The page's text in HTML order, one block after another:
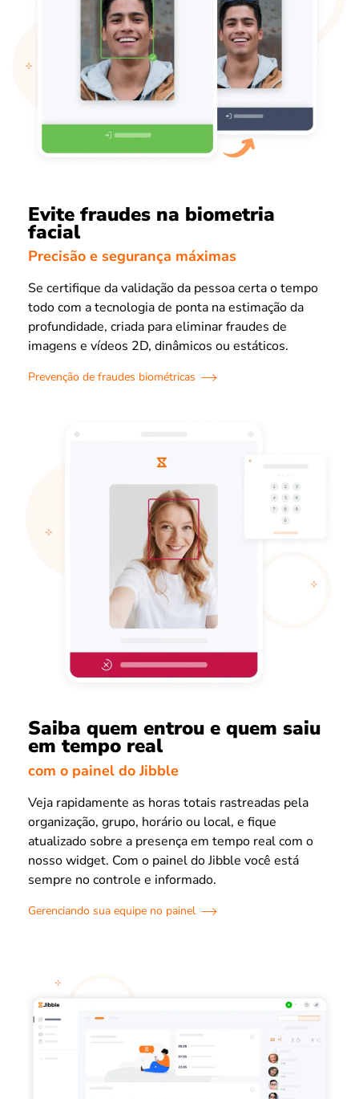
Evite fraudes na biometria
facial
Precisão e segurança máximas
Se certifique da validação da pessoa certa o tempo
todo com a tecnologia de ponta na estimação da
profundidade, criada para eliminar fraudes de
imagens e vídeos 2D, dinâmicos ou estáticos.
Prevenção de fraudes biométricas
Saiba quem entrou e quem saiu
em tempo real
com o painel do Jibble
Veja rapidamente as horas totais rastreadas pela
organização, grupo, horário ou local, e fique
atualizado sobre a presença em tempo real com o
nosso widget. Com o painel do Jibble você está
sempre no controle e informado.
Gerenciando sua equipe no painel